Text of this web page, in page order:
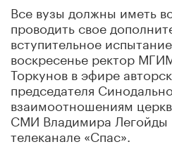
Все вузы должны иметь
проводить свое
вступительное
воскресенье ректор
Торкунов в эфире
председателя
взаимоотношениям
СМИ Владимира Легойды
телеканале «Спас».